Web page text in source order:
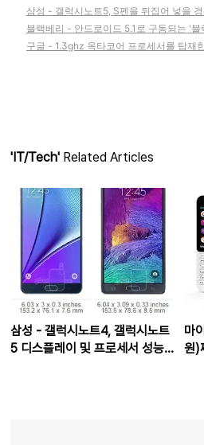
삼성 - 갤럭시노트5, S펜을 뒤집어 넣을
블랙베리 - 안드로이드 5.1로 구동되는 '
구글 - 1.3ghz 옥타코어 프로세서를 탑재
'IT/Tech' Related Articles
삼성 - 갤럭시노트4, 갤럭시노트
5 디스플레이 및 프로세서 성능
마
원)